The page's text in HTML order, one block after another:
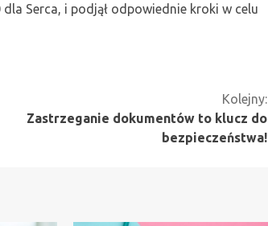
Serca, i podjął odpowiednie kroki w celu
Kolejny:
Zastrzeganie dokumentów to klucz do
bezpieczeństwa!